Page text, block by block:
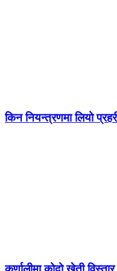
किन नियन्त्रणमा लियो